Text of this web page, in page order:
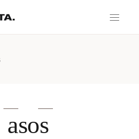
asos